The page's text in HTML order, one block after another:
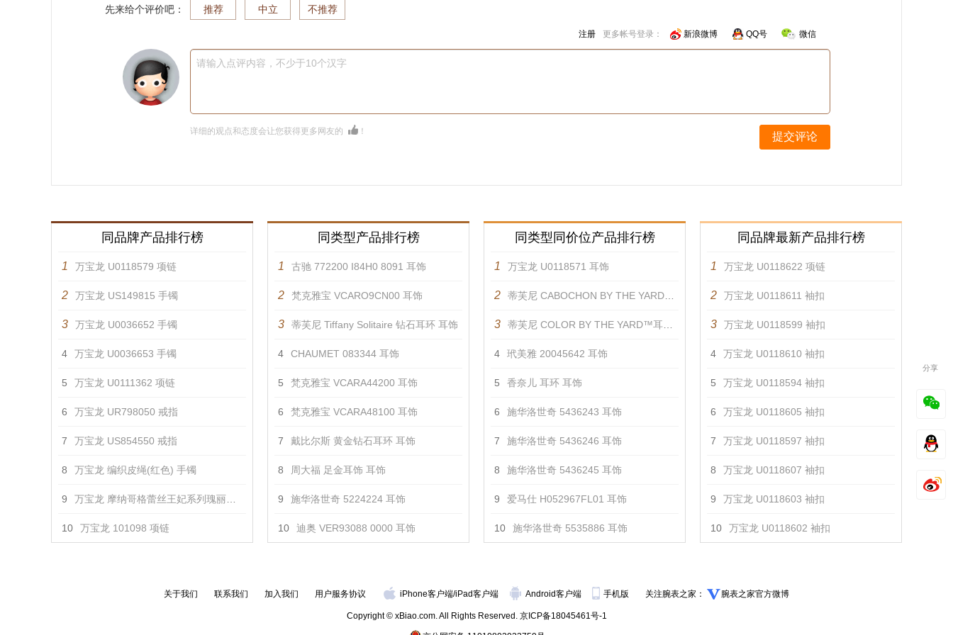
先来给个评价吧： 推荐 中立 不推荐
注册 更多帐号登录： 新浪微博 QQ号 微信
请输入点评内容，不少于10个汉字
详细的观点和态度会让您获得更多网友的 ！ 提交评论
同品牌产品排行榜
1 万宝龙 U0118579 项链
2 万宝龙 US149815 手镯
3 万宝龙 U0036652 手镯
4 万宝龙 U0036653 手镯
5 万宝龙 U0111362 项链
6 万宝龙 UR798050 戒指
7 万宝龙 US854550 戒指
8 万宝龙 编织皮绳(红色) 手镯
9 万宝龙 摩纳哥格蕾丝王妃系列瑰丽珠宝玫瑰花瓣系列戒指 戒指
10 万宝龙 101098 项链
同类型产品排行榜
1 古驰 772200 I84H0 8091 耳饰
2 梵克雅宝 VCARO9CN00 耳饰
3 蒂芙尼 Tiffany Solitaire 钻石耳环 耳饰
4 CHAUMET 083344 耳饰
5 梵克雅宝 VCARA44200 耳饰
6 梵克雅宝 VCARA48100 耳饰
7 戴比尔斯 黄金钻石耳环 耳饰
8 周大福 足金耳饰 耳饰
9 施华洛世奇 5224224 耳饰
10 迪奥 VER93088 0000 耳饰
同类型同价位产品排行榜
1 万宝龙 U0118571 耳饰
2 蒂芙尼 CABOCHON BY THE YARD 耳环 耳饰
3 蒂芙尼 COLOR BY THE YARD™耳环 耳饰
4 玳美雅 20045642 耳饰
5 香奈儿 耳环 耳饰
6 施华洛世奇 5436243 耳饰
7 施华洛世奇 5436246 耳饰
8 施华洛世奇 5436245 耳饰
9 爱马仕 H052967FL01 耳饰
10 施华洛世奇 5535886 耳饰
同品牌最新产品排行榜
1 万宝龙 U0118622 项链
2 万宝龙 U0118611 袖扣
3 万宝龙 U0118599 袖扣
4 万宝龙 U0118610 袖扣
5 万宝龙 U0118594 袖扣
6 万宝龙 U0118605 袖扣
7 万宝龙 U0118597 袖扣
8 万宝龙 U0118607 袖扣
9 万宝龙 U0118603 袖扣
10 万宝龙 U0118602 袖扣
关于我们 联系我们 加入我们 用户服务协议 iPhone客户端/iPad客户端 Android客户端 手机版 关注腕表之家： 腕表之家官方微博
Copyright © xBiao.com. All Rights Reserved. 京ICP备18045461号-1
分享